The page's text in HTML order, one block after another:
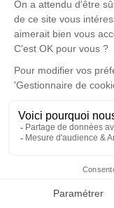
Faire-part
Claude
Un service de
disponible ici.
Crémation
18000